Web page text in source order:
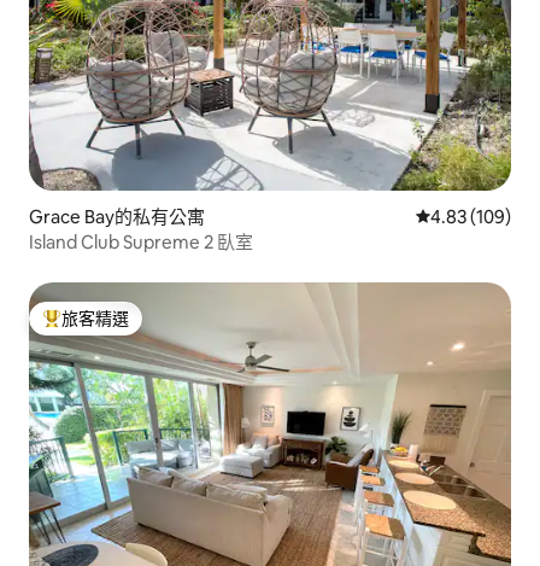
Grace Bay的私有公寓 從 109 則評價
4.83 (109)
Island Club Supreme 2 臥室
旅客精選榜首
旅客精選